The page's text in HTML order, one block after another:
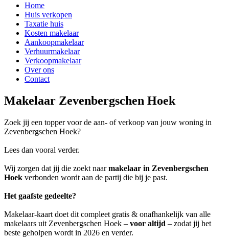
Home
Huis verkopen
Taxatie huis
Kosten makelaar
Aankoopmakelaar
Verhuurmakelaar
Verkoopmakelaar
Over ons
Contact
Makelaar Zevenbergschen Hoek
Zoek jij een topper voor de aan- of verkoop van jouw woning in
Zevenbergschen Hoek?
Lees dan vooral verder.
Wij zorgen dat jij die zoekt naarmakelaar in Zevenbergschen
Hoek verbonden wordt aan de partij die bij je past.
Het gaafste gedeelte?
Makelaar-kaart doet dit compleet gratis & onafhankelijk van alle
makelaars uit Zevenbergschen Hoek – voor altijd – zodat jij het
beste geholpen wordt in 2026 en verder.